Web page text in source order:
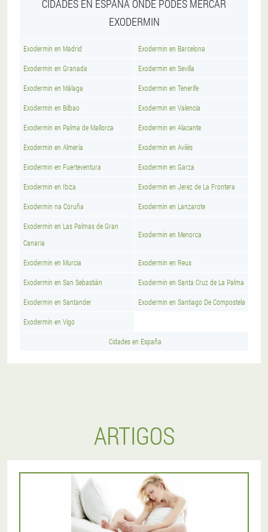
CIDADES EN ESPAÑA ONDE PODES MERCAR
EXODERMIN
Exodermin en Madrid Exodermin en Barcelona
Exodermin en Granada Exodermin en Sevilla
Exodermin en Málaga Exodermin en Tenerife
Exodermin en Bilbao Exodermin en Valencia
Exodermin en Palma de Mallorca Exodermin en Alacante
Exodermin en Almería Exodermin en Avilés
Exodermin en Fuerteventura Exodermin en Garza
Exodermin en Ibiza Exodermin en Jerez de La Frontera
Exodermin na Coruña Exodermin en Lanzarote
Exodermin en Las Palmas de Gran
Canaria
Exodermin en Menorca
Exodermin en Murcia Exodermin en Reus
Exodermin en San Sebastián Exodermin en Santa Cruz de La Palma
Exodermin en Santander Exodermin en Santiago De Compostela
Exodermin en Vigo
Cidades en España
ARTIGOS